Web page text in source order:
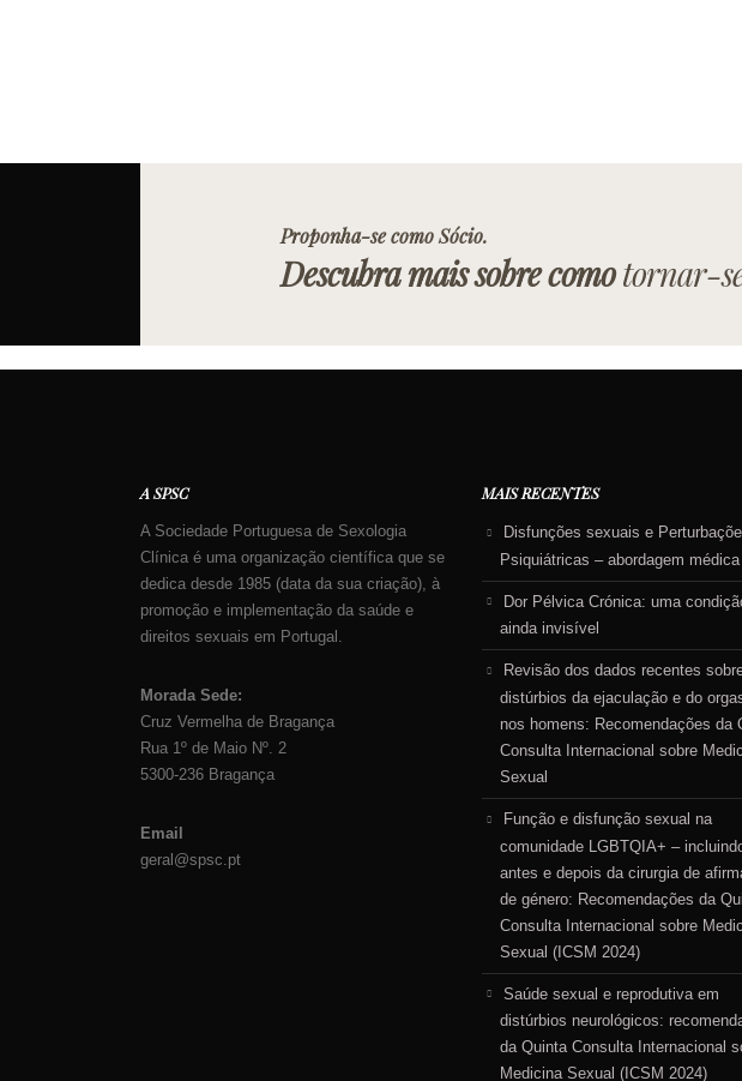
Proponha-se como Sócio.
Descubra mais sobre comotornar-
A SPSC
A Sociedade Portuguesa de Sexologia
Clínica é uma organização científica que se
dedica desde 1985 (data da sua criação), à
promoção e implementação da saúde e
direitos sexuais em Portugal.
Morada Sede:
Cruz Vermelha de Bragança
Rua 1º de Maio Nº. 2
5300-236 Bragança
Email
geral@spsc.pt
MAIS RECENTES
Disfunções sexuais e
Psiquiátricas – abordagem médica
Dor Pélvica Crónica: uma
ainda invisível
Revisão dos dados recentes
distúrbios da ejaculação e do
nos homens: Recomendações da
Consulta Internacional sobre
Sexual
Função e disfunção sexual na
comunidade LGBTQIA+ –
antes e depois da cirurgia de
de género: Recomendações da
Consulta Internacional sobre
Sexual (ICSM 2024)
Saúde sexual e reprodutiva em
distúrbios neurológicos:
da Quinta Consulta Internacional
Medicina Sexual (ICSM 2024)